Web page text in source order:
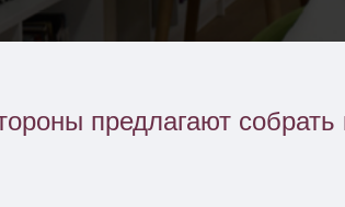
предлагают